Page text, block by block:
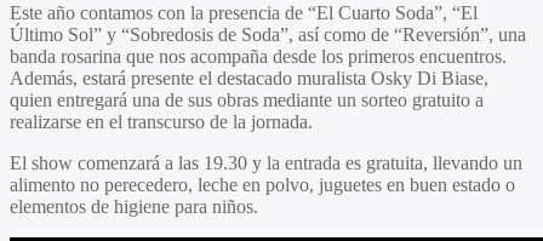
Este año contamos con la presencia de “El Cuarto Soda”, “El
Último Sol” y “Sobredosis de Soda”, así como de “Reversión”, una
banda rosarina que nos acompaña desde los primeros encuentros.
Además, estará presente el destacado muralista Osky Di Biase,
quien entregará una de sus obras mediante un sorteo gratuito a
realizarse en el transcurso de la jornada.
El show comenzará a las 19.30 y la entrada es gratuita, llevando un
alimento no perecedero, leche en polvo, juguetes en buen estado o
elementos de higiene para niños.